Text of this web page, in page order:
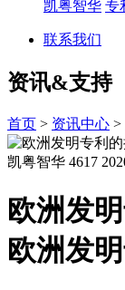
凯粤智华 专
联系我们
资讯&支持
首页 > 资讯中心 >
凯粤智华 4617
欧洲发
欧洲发